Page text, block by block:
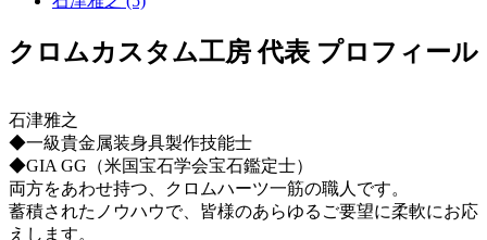
クロムカスタム工房 代表 プロフィール
石津雅之
◆一級貴金属装身具製作技能士
◆GIA GG（米国宝石学会宝石鑑定士）
両方をあわせ持つ、クロムハーツ一筋の職人です。
蓄積されたノウハウで、皆様のあらゆるご要望に柔軟にお応
えします。